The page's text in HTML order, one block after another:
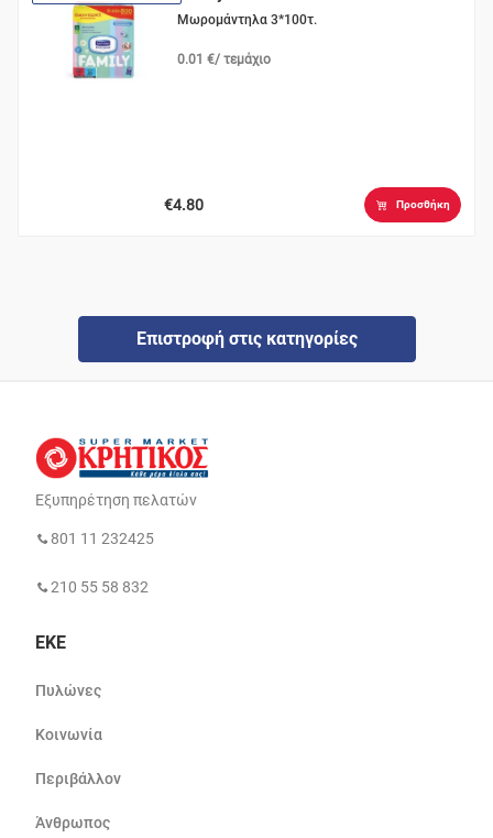
Μωρομάντηλα 3*100τ.
0.01 €/ τεμάχιο
€4.80 Προσθήκη
Επιστροφή στις κατηγορίες
Εξυπηρέτηση πελατών
801 11 232425
210 55 58 832
ΕΚΕ
Πυλώνες
Κοινωνία
Περιβάλλον
Άνθρωπος